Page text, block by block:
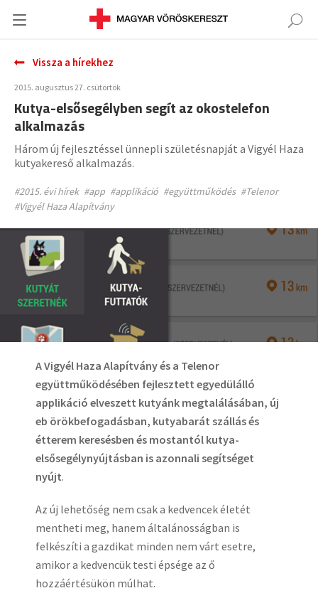
Vissza a hírekhez
2015. augusztus 27. csütörtök
Kutya-elsősegélyben segít az okostelefon
alkalmazás
Három új fejlesztéssel ünnepli születésnapját a Vigyél Haza
kutyakereső alkalmazás.
#2015. évi hírek #app #applikáció #együttműködés #Telenor
#Vigyél Haza Alapítvány
A Vigyél Haza Alapítvány és a Telenor
együttműködésében fejlesztett egyedülálló
applikáció elveszett kutyánk megtalálásában, új
eb örökbefogadásban, kutyabarát szállás és
étterem keresésben és mostantól kutya-
elsősegélynyújtásban is azonnali segítséget
nyújt.
Az új lehetőség nem csak a kedvencek életét
mentheti meg, hanem általánosságban is
felkészíti a gazdikat minden nem várt esetre,
amikor a kedvencük testi épsége az ő
hozzáértésükön múlhat.